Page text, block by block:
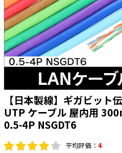
太陽光発電ケーブル・コネクタ・関
材/機器
電源ケーブル／コネクタ／分電盤／
ーカ
照明・照明器具
電源タップ・延長コード
スイッチ・コンセント（配線器具）
PF管/FEP管/CD管/情報線保護管
ボックス・ビニル電線管付属品・引
みカバー
ホテル・病院向け
【日本製線】ギガビット
UTP ケーブル 屋内用
0.5-4P NSGDT6
平均評価： 4